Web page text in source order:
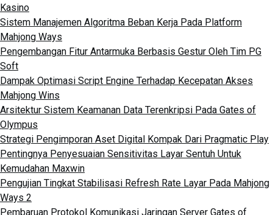
Kasino
Sistem Manajemen Algoritma Beban Kerja Pada Platform
Mahjong Ways
Pengembangan Fitur Antarmuka Berbasis Gestur Oleh Tim PG
Soft
Dampak Optimasi Script Engine Terhadap Kecepatan Akses
Mahjong Wins
Arsitektur Sistem Keamanan Data Terenkripsi Pada Gates of
Olympus
Strategi Pengimporan Aset Digital Kompak Dari Pragmatic Play
Pentingnya Penyesuaian Sensitivitas Layar Sentuh Untuk
Kemudahan Maxwin
Pengujian Tingkat Stabilisasi Refresh Rate Layar Pada Mahjong
Ways 2
Pembaruan Protokol Komunikasi Jaringan Server Gates of